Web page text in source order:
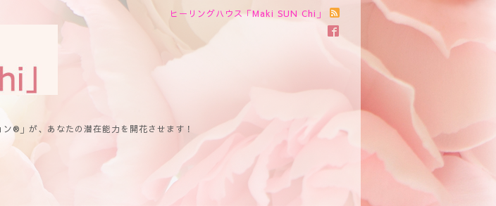
ヒーリングハウス「Maki SUN Chi」
®」が、あなたの潜在能力を開花させます！